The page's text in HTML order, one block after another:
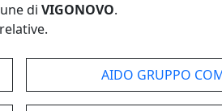
di VIGONOVO.
AIDO GRUPPO